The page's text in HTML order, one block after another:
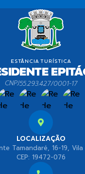
LOCALIZAÇÃO
Tamandaré, 16-19,
CEP: 19472-076
CNPJ55.293.427/0001-17